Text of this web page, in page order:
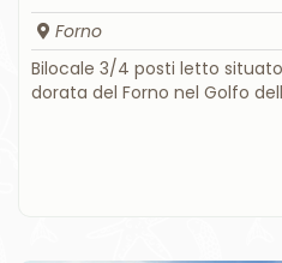
Forno
Bilocale 3/4 posti letto
dorata del Forno nel Golfo